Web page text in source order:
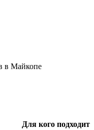
Для кого подходит